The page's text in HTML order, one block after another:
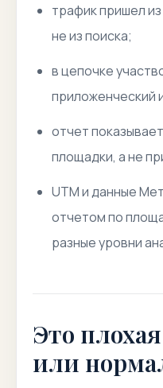
трафик пришел
не из поиска;
в цепочке
приложенческий
отчет
площадки, а не
UTM и данные
отчетом по
разные уровни
Это
или